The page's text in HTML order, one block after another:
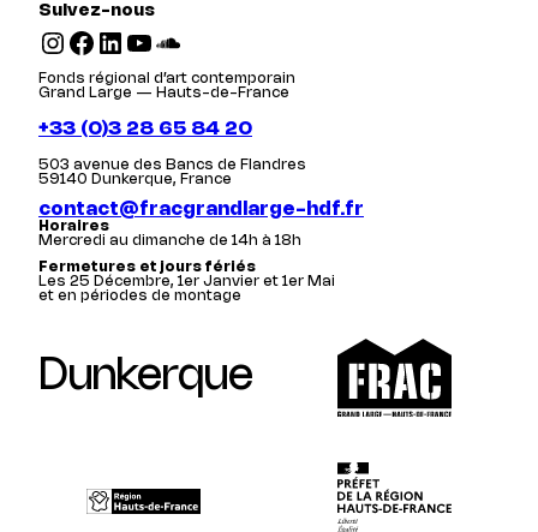
Suivez-nous
Instagram Facebook LinkedIn YouTube SoundCloud
Fonds régional d’art contemporain
Grand Large — Hauts-de-France
+33 (0)3 28 65 84 20
503 avenue des Bancs de Flandres
59140 Dunkerque, France
contact@fracgrandlarge-hdf.fr
Horaires
Mercredi au dimanche de 14h à 18h
Fermetures et jours fériés
Les 25 Décembre, 1er Janvier et 1er Mai
et en périodes de montage
Dunkerque